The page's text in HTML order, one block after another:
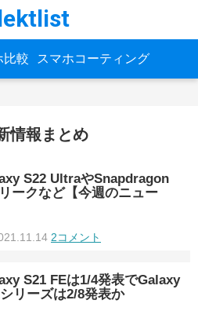
比較 スマホコーティング
情報まとめ
S22 UltraやSnapdragon
ークなど【今週のニュー
2コメント
S21 FEは1/4発表でGalaxy
リーズは2/8発表か